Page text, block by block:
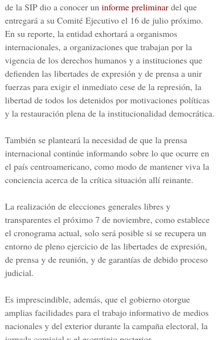
de la SIP dio a conocer un informe preliminar del que
entregará a su Comité Ejecutivo el 16 de julio próximo.
En su reporte, la entidad exhortará a organismos
internacionales, a organizaciones que trabajan por la
vigencia de los derechos humanos y a instituciones que
defienden las libertades de expresión y de prensa a unir
fuerzas para exigir el inmediato cese de la represión, la
libertad de todos los detenidos por motivaciones políticas
y la restauración plena de la institucionalidad democrática.
También se planteará la necesidad de que la prensa
internacional continúe informando sobre lo que ocurre en
el país centroamericano, como modo de mantener viva la
conciencia acerca de la crítica situación allí reinante.
La realización de elecciones generales libres y
transparentes el próximo 7 de noviembre, como establece
el cronograma actual, solo será posible si se recupera un
entorno de pleno ejercicio de las libertades de expresión,
de prensa y de reunión, y de garantías de debido proceso
judicial.
Es imprescindible, además, que el gobierno otorgue
amplias facilidades para el trabajo informativo de medios
nacionales y del exterior durante la campaña electoral, la